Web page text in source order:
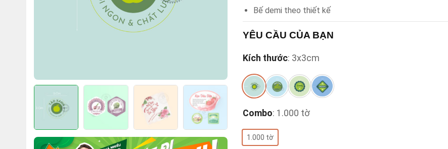
Bế demi theo thiết kế
YÊU CẦU CỦA BẠN
Kích thước: 3x3cm
Combo: 1.000 tờ
1.000 tờ